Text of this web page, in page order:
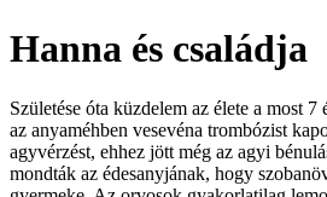
Hanna és családja
Születése óta küzdelem az élete a most
az anyaméhben vesevéna trombózist
agyvérzést, ehhez jött még az agyi
mondták az édesanyjának, hogy